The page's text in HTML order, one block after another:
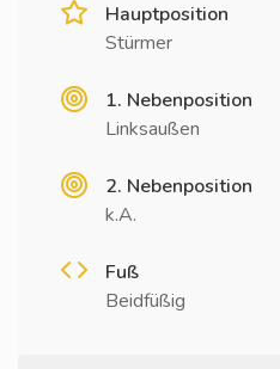
Hauptposition
Stürmer
1. Nebenposition
Linksaußen
2. Nebenposition
k.A.
Fuß
Beidfüßig